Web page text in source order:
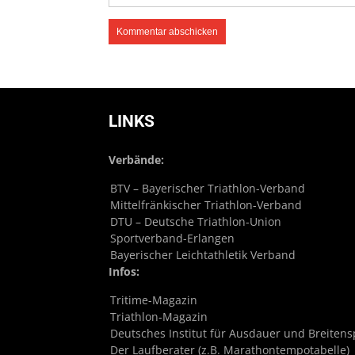
LINKS
Verbände:
BTV – Bayerischer Triathlon-Verband
Mittelfränkischer Triathlon-Verband
DTU – Deutsche Triathlon-Union
Sportverband-Erlangen
Bayerischer Leichtathletik Verband
Infos:
Tritime-Magazin
Triathlon-Magazin
Deutsches Institut für Ausdauer und
Der Laufberater (z.B. Marathontempotabelle)